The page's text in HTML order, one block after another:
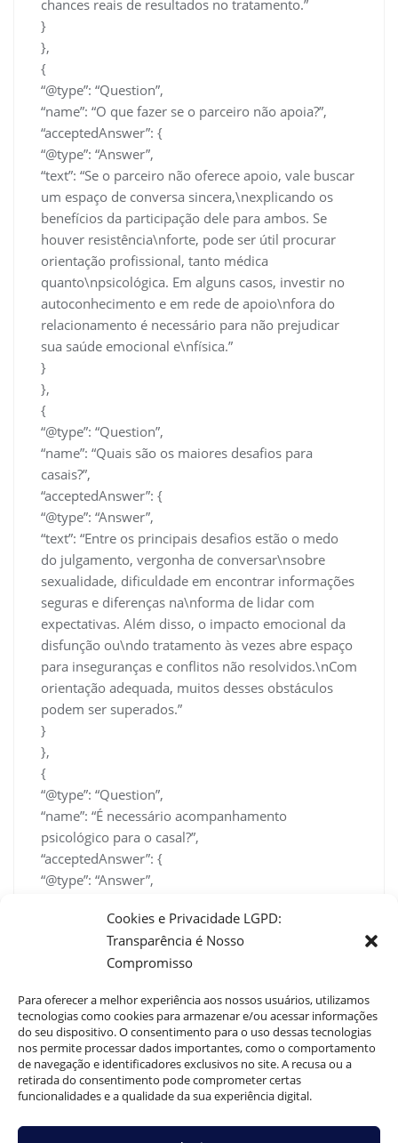
Cookies e Privacidade LGPD:
Transparência é Nosso
Compromisso
Para oferecer a melhor experiência aos nossos usuários, utilizamos
tecnologias como cookies para armazenar e/ou acessar informações
do seu dispositivo. O consentimento para o uso dessas tecnologias
nos permite processar dados importantes, como o comportamento
de navegação e identificadores exclusivos no site. A recusa ou a
retirada do consentimento pode comprometer certas
funcionalidades e a qualidade da sua experiência digital.
chances reais de resultados no tratamento.”
}
},
{
“@type”: “Question”,
“name”: “O que fazer se o parceiro não apoia?”,
“acceptedAnswer”: {
“@type”: “Answer”,
“text”: “Se o parceiro não oferece apoio, vale buscar
um espaço de conversa sincera,\nexplicando os
benefícios da participação dele para ambos. Se
houver resistência\nforte, pode ser útil procurar
orientação profissional, tanto médica
quanto\npsicológica. Em alguns casos, investir no
autoconhecimento e em rede de apoio\nfora do
relacionamento é necessário para não prejudicar
sua saúde emocional e\nfísica.”
}
},
{
“@type”: “Question”,
“name”: “Quais são os maiores desafios para
casais?”,
“acceptedAnswer”: {
“@type”: “Answer”,
“text”: “Entre os principais desafios estão o medo
do julgamento, vergonha de conversar\nsobre
sexualidade, dificuldade em encontrar informações
seguras e diferenças na\nforma de lidar com
expectativas. Além disso, o impacto emocional da
disfunção ou\ndo tratamento às vezes abre espaço
para inseguranças e conflitos não resolvidos.\nCom
orientação adequada, muitos desses obstáculos
podem ser superados.”
}
},
{
“@type”: “Question”,
“name”: “É necessário acompanhamento
psicológico para o casal?”,
“acceptedAnswer”: {
“@type”: “Answer”,
acompanhamento psicológico, mas ele pode ser
muito\nútil quando há dificuldades de diálogo,
bloqueios emocionais ou quando
médico. Um profissional pode ajudar a\nmediar
conversas, construir estratégias e devolver
confiança no relacionamento.\nA decisão deve ser
individual, mas considerar essa possibilidade
costuma\nenriquecer o processo de recuperação